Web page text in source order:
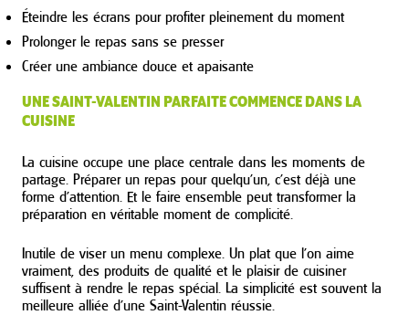
Éteindre les écrans pour profiter pleinement du moment
Prolonger le repas sans se presser
Créer une ambiance douce et apaisante
UNE SAINT-VALENTIN PARFAITE COMMENCE DANS LA
CUISINE
La cuisine occupe une place centrale dans les moments de
partage. Préparer un repas pour quelqu’un, c’est déjà une
forme d’attention. Et le faire ensemble peut transformer la
préparation en véritable moment de complicité.
Inutile de viser un menu complexe. Un plat que l’on aime
vraiment, des produits de qualité et le plaisir de cuisiner
suffisent à rendre le repas spécial. La simplicité est souvent la
meilleure alliée d’une Saint-Valentin réussie.